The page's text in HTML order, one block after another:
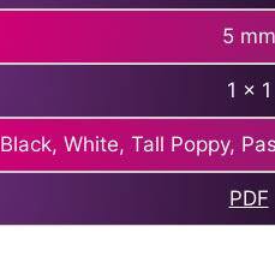
5 mm
1 x 1
Black, White, Tall Poppy,
PDF